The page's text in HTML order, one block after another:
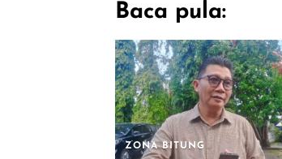
Baca pula:
ZONA BITUNG